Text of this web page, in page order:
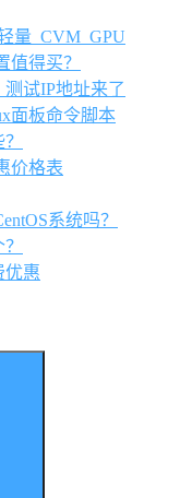
量_CVM_GPU
得买？
试IP地址来了
面板命令脚本
价格表
系统吗？
优惠